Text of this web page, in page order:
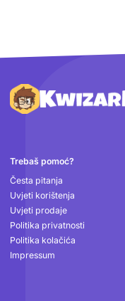
Podnožje
Trebaš pomoć?
Česta pitanja
Uvjeti korištenja
Uvjeti prodaje
Politika privatnosti
Politika kolačića
Impressum